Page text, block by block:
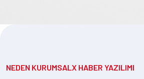
NEDEN KURUMSALX HABER YAZILIMI